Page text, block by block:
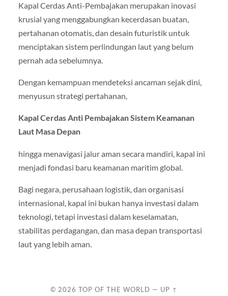
Kapal Cerdas Anti-Pembajakan merupakan inovasi
krusial yang menggabungkan kecerdasan buatan,
pertahanan otomatis, dan desain futuristik untuk
menciptakan sistem perlindungan laut yang belum
pernah ada sebelumnya.
Dengan kemampuan mendeteksi ancaman sejak dini,
menyusun strategi pertahanan,
Kapal Cerdas Anti Pembajakan Sistem Keamanan
Laut Masa Depan
hingga menavigasi jalur aman secara mandiri, kapal ini
menjadi fondasi baru keamanan maritim global.
Bagi negara, perusahaan logistik, dan organisasi
internasional, kapal ini bukan hanya investasi dalam
teknologi, tetapi investasi dalam keselamatan,
stabilitas perdagangan, dan masa depan transportasi
laut yang lebih aman.
© 2026 TOP OF THE WORLD — UP ↑